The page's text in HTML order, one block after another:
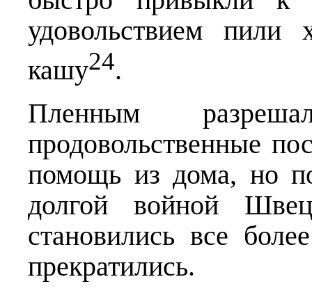
удовольствием
кашу24.
Пленным
продовольственные
помощь из дома, но
долгой войной
становились все
прекратились.